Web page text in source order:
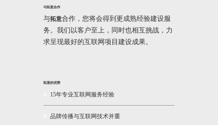
与拓意合作
与拓意合作，您将会得到更成熟经验建设服
务。我们以客户至上，同时也相互挑战，力
求呈现最好的互联网项目建设成果。
拓意的优势
15年专业互联网服务经验
品牌传播与互联网技术并重